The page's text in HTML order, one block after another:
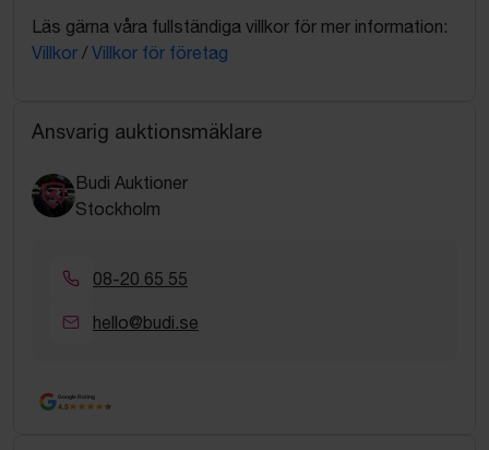
Läs gärna våra fullständiga villkor för mer information:
Villkor / Villkor för företag
Ansvarig auktionsmäklare
Budi Auktioner
Stockholm
08-20 65 55
hello@budi.se
Google Rating
4.5